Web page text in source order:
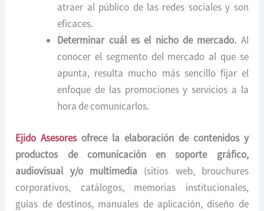
atraer al público de las redes sociales y son
eficaces.
Determinar cuál es el nicho de mercado. Al
conocer el segmento del mercado al que se
apunta, resulta mucho más sencillo fijar el
enfoque de las promociones y servicios a la
hora de comunicarlos.
Ejido Asesores ofrece la elaboración de contenidos y
productos de comunicación en soporte gráfico,
audiovisual y/o multimedia (sitios web, brouchures
corporativos, catálogos, memorias institucionales,
guías de destinos, manuales de aplicación, diseño de